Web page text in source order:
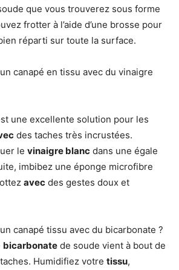
que vous trouverez sous forme
frotter à l’aide d’une brosse pour
réparti sur toute la surface.
canapé en tissu avec du vinaigre
une excellente solution pour les
des taches très incrustées.
le vinaigre blanc dans une égale
imbibez une éponge microfibre
avec des gestes doux et
canapé tissu avec du bicarbonate ?
bicarbonate de soude vient à bout de
Humidifiez votre tissu,